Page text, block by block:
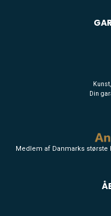
Din
Medlem af Danmarks